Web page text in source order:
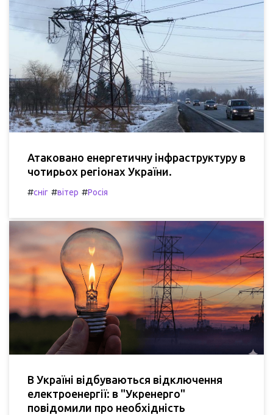
Атаковано енергетичну інфраструктуру в
чотирьох регіонах України.
#сніг #вітер #Росія
В Україні відбуваються відключення
електроенергії: в "Укренерго"
повідомили про необхідність